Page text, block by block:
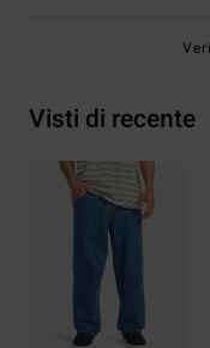
Visti di recente